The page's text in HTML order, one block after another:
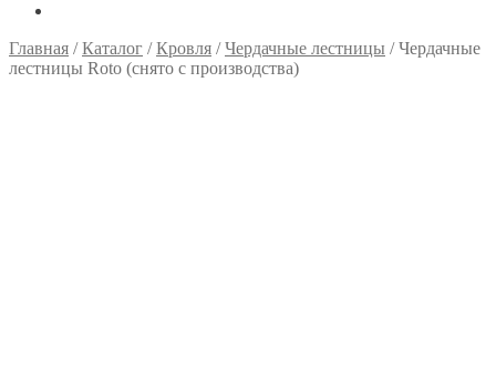
Главная /Каталог /Кровля /Чердачные лестницы /Чердачные
лестницы Roto (снято с производства)